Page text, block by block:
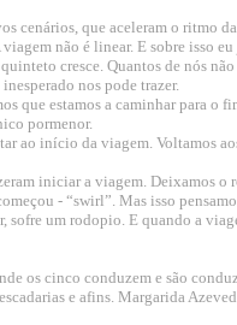
cenários, que aceleram o ritmo
não é linear. E sobre isso
cresce. Quantos de nós
nos pode trazer.
que estamos a caminhar para o
pormenor.
ao início da viagem. Voltamos
iniciar a viagem. Deixamos
- “swirl”. Mas isso
sofre um rodopio. E quando a
os cinco conduzem e são
e afins. Margarida